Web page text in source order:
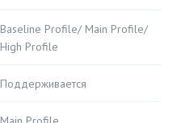
Baseline Profile/ Main Profile/
High Profile
Поддерживается